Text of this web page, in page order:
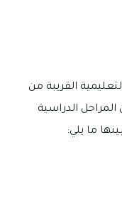
القريبة من
المراحل الدراسية
ما يلي: